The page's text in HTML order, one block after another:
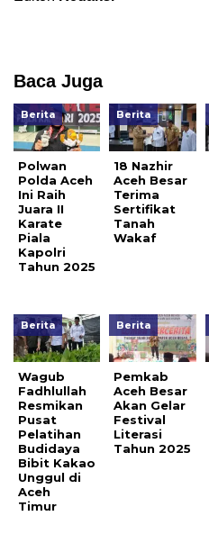
Baca Juga
Berita
Polwan
Polda Aceh
Ini Raih
Juara II
Karate
Piala
Kapolri
Tahun 2025
Berita
18 Nazhir
Aceh Besar
Terima
Sertifikat
Tanah
Wakaf
Berita
Wagub
Fadhlullah
Resmikan
Pusat
Pelatihan
Budidaya
Bibit Kakao
Unggul di
Aceh
Timur
Berita
Pemkab
Aceh Besar
Akan Gelar
Festival
Literasi
Tahun 2025